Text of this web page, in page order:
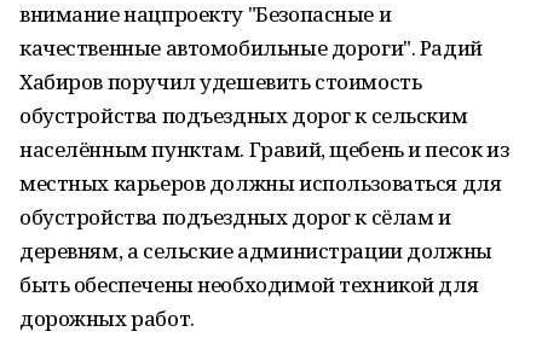
внимание нацпроекту "Безопасные и
качественные автомобильные дороги". Радий
Хабиров поручил удешевить стоимость
обустройства подъездных дорог к сельским
населённым пунктам. Гравий, щебень и песок из
местных карьеров должны использоваться для
обустройства подъездных дорог к сёлам и
деревням, а сельские администрации должны
быть обеспечены необходимой техникой для
дорожных работ.